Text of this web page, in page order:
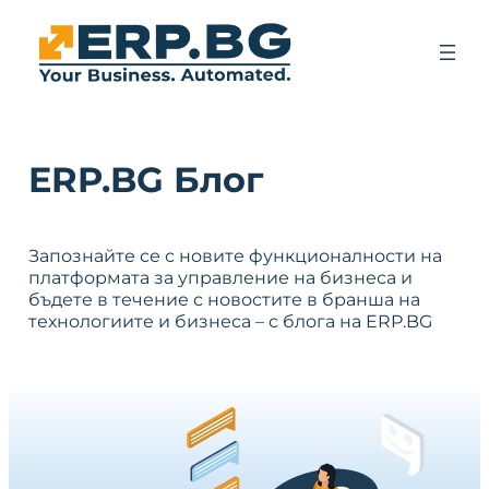
ERP.BG Блог
Запознайте се с новите функционалности на
платформата за управление на бизнеса и
бъдете в течение с новостите в бранша на
технологиите и бизнеса – с блога на ERP.BG